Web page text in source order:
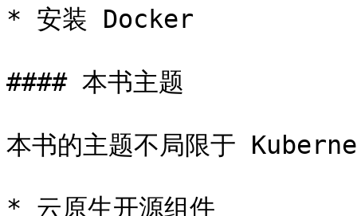
* 安装 Docker
#### 本书主题
本书的主题不局限于
* 云原生开源组件